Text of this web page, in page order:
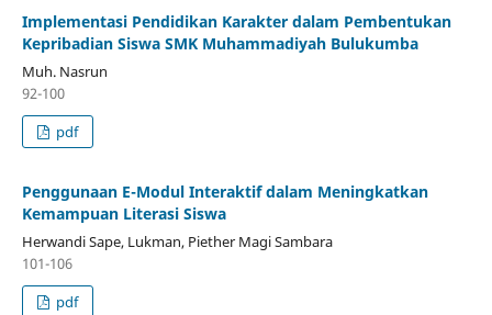
Implementasi Pendidikan Karakter dalam Pembentukan
Kepribadian Siswa SMK Muhammadiyah Bulukumba
Muh. Nasrun
92-100
pdf
Penggunaan E-Modul Interaktif dalam Meningkatkan
Kemampuan Literasi Siswa
Herwandi Sape, Lukman, Piether Magi Sambara
101-106
pdf